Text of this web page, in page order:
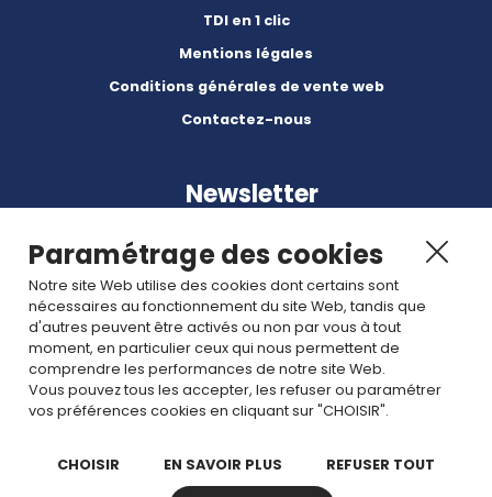
TDI en 1 clic
Mentions légales
Conditions générales de vente web
Contactez-nous
Newsletter
Abonnez-vous à nos dernières nouvelles et articles.
Rejoignez nous
Paramétrage des cookies
Notre site Web utilise des cookies dont certains sont
nécessaires au fonctionnement du site Web, tandis que
d'autres peuvent être activés ou non par vous à tout
moment, en particulier ceux qui nous permettent de
comprendre les performances de notre site Web.
Vous pouvez tous les accepter, les refuser ou paramétrer
vos préférences cookies en cliquant sur "CHOISIR".
CHOISIR EN SAVOIR PLUS REFUSER TOUT